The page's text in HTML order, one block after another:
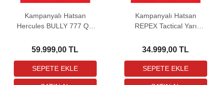
Kampanyalı Hatsan
Hercules BULLY 777 QE
(ULTIMATE COMBO)
59.999,00 TL
Kampanyalı Hatsan
REPEX Tactical Yarı
Tüfek (ULTIMATE
34.999,00 TL